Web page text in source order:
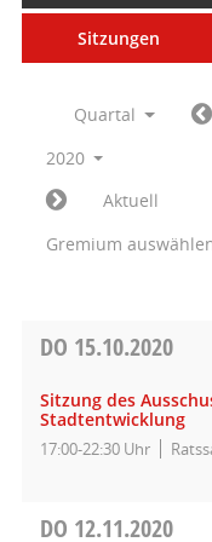
Sitzungen
Quartal
2020
Aktuell
Gremium
DO 15.10.2020
Sitzung des
Stadtentwicklung
17:00-22:30 Uhr
DO 12.11.2020